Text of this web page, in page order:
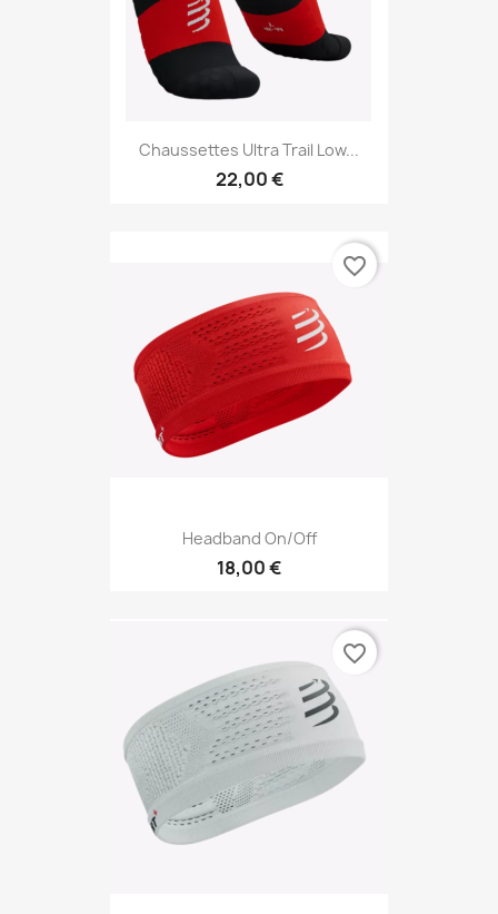
Chaussettes Ultra Trail Low...
22,00 €
Headband On/off
18,00 €
favorite_border
favorite_border